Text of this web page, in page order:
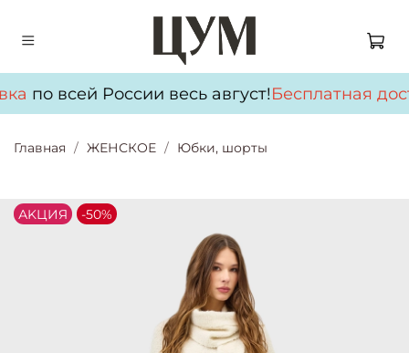
по всей России весь август!Бесплатная
Главная ЖЕНСКОЕ Юбки, шорты
АKЦИЯ -50%